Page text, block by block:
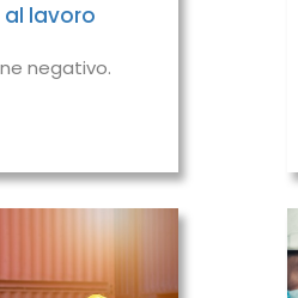
al lavoro
negativo.